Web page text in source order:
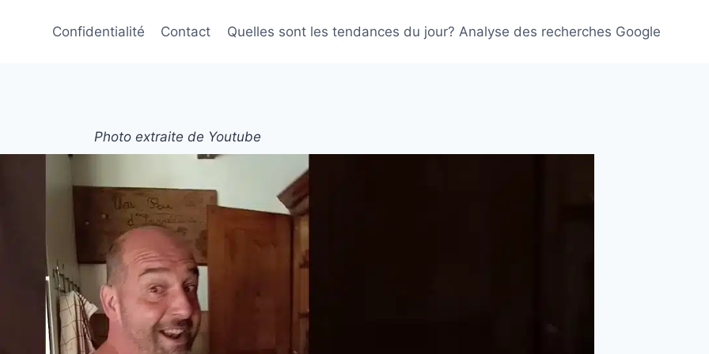
Confidentialité Contact Quelles sont les tendances du jour? Analyse des recherches Google
Photo extraite de Youtube